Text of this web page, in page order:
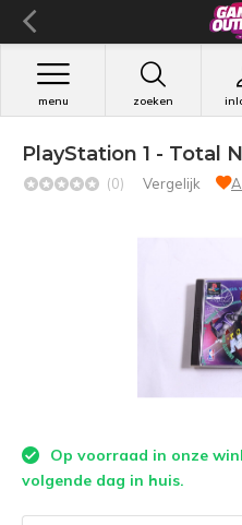
zoeken
menu
PlayStation 1 - Total
(0) Vergelijk
Op voorraad in onze
volgende dag in huis.